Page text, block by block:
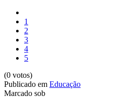
1
2
3
4
5
(0 votos)
Publicado em Educação
Marcado sob